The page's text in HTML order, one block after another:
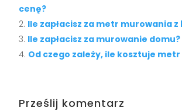
cenę?
Ile zapłacisz za metr murowania z
Ile zapłacisz za murowanie domu?
Od czego zależy, ile kosztuje
Prześlij komentarz